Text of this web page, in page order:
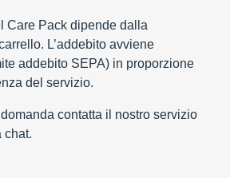
Care Pack dipende dalla
L’addebito avviene
addebito SEPA) in proporzione
del servizio.
contatta il nostro servizio
chat.